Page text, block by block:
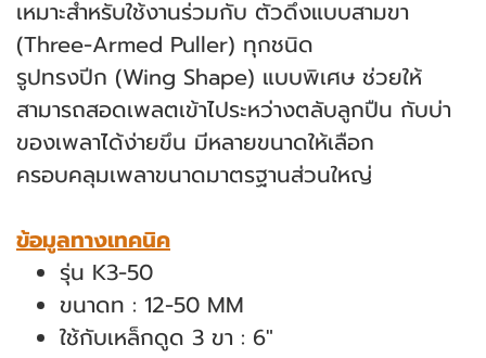
เหมาะสําหรับใช้งานร่วมกับ ตัวดึงแบบสามขา
(Three-Armed Puller) ทุกชนิด
รูปทรงปีก (Wing Shape) แบบพิเศษ ช่วยให้
สามารถสอดเพลตเข้าไประหว่างตลับลูกปืน กับบ่า
ของเพลาได้ง่ายขึน มีหลายขนาดให้เลือก
ครอบคลุมเพลาขนาดมาตรฐานส่วนใหญ่
ข้อมูลทางเทคนิค
รุ่น K3-50
ขนาดท : 12-50 MM
ใช้กับเหล็กดูด 3 ขา : 6"